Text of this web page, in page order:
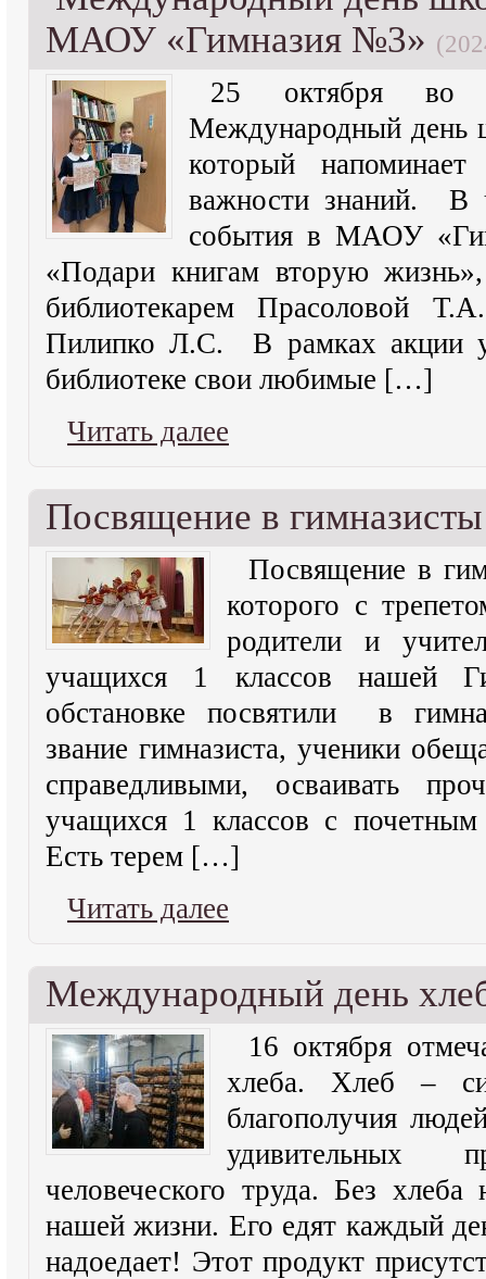
МАОУ «Гимназия №3»
25 октября во
Международный день
который
важности знаний. В
события в МАОУ
«Подари книгам вторую
библиотекарем Прасоловой
Пилипко Л.С. В рамках акции
библиотеке свои любимые […]
Читать далее
Посвящение в гимназисты
Посвящение в
которого с
родители и
учащихся 1 классов нашей
обстановке посвятили в
звание гимназиста, ученики
справедливыми, осваивать
учащихся 1 классов с
Есть терем […]
Читать далее
Международный день
16 октября
хлеба. Хлеб –
благополучия
удивительных
человеческого труда. Без
нашей жизни. Его едят каждый
надоедает! Этот продукт